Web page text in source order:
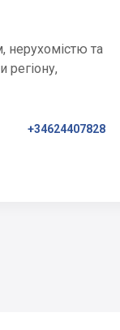
нерухомістю та
регіону,
+34624407828